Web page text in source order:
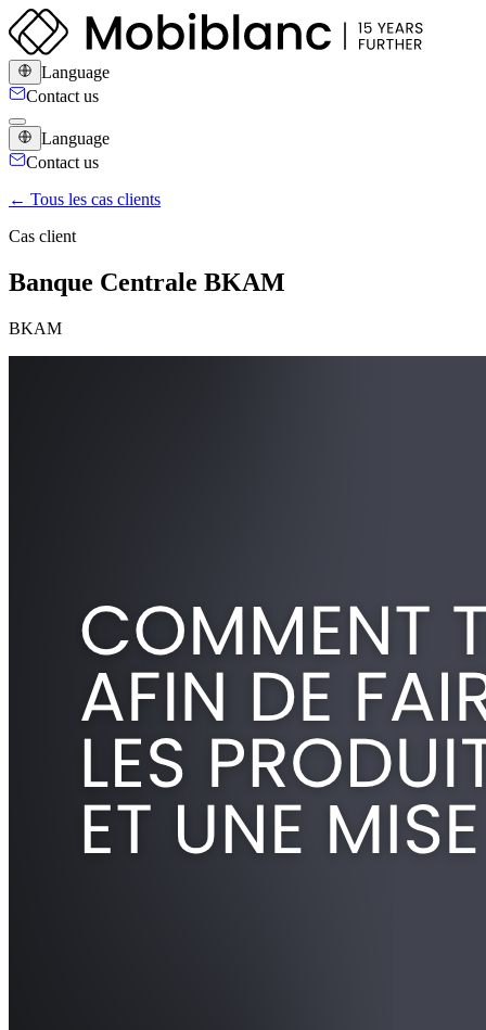
Language
Contact us
Language
Contact us
← Tous les cas clients
Cas client
Banque Centrale BKAM
BKAM